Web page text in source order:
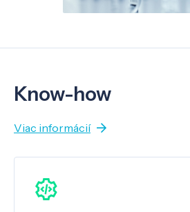
Know-how
Viac informácií